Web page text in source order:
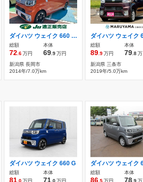
ダイハツ ウェイク 660 G SA 4WD 純正8インチフルセグナビTV＆バックカメラ
総額
72 .6万円
本体
69 .9万円
新潟県 長岡市
2014年/7.0万km
総額
89 .9万円
本体
79 .8
新潟県 三条市
2019年/5.0万km
ダイハツ ウェイク 660 G
総額
81.0万円
本体
71.0万円
総額
86.5万円
本体
78.9